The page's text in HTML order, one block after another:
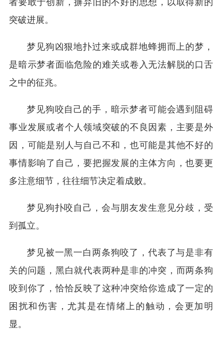
突破进展。
梦见狗凶狠地扑过来或成群地蜂拥而上的梦，
是暗示梦者面临危险的难关或卷入无法解脱的口舌
之中的征兆。
梦见狗咬自己的手，暗示梦者可能会遇到阻碍
事业发展或者个人领域突破的不良因素，主要是外
因，可能是别人与自己不和，也可能是其他不好的
事情影响了自己，要把握发展的主体方向，也要更
多注意细节，往往细节决定着成败。
梦见狗扑咬自己，会与朋友发生意见分歧，受
到孤立。
梦见被一黑一白两条狗咬了，代表了与是非有
关的问题，黑白就代表两种是非的冲突，而两条狗
咬到你了，恰恰反映了这种冲突给你造成了一定的
困扰和伤害，尤其是在情绪上的触动，会更加明
显。